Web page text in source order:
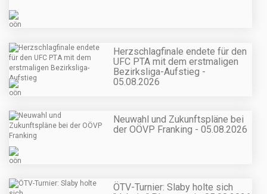
Herzschlagfinale endete für den
UFC PTA mit dem erstmaligen
Bezirksliga-Aufstieg -
05.08.2026
Neuwahl und Zukunftspläne bei
der OÖVP Franking - 05.08.2026
ÖTV-Turnier: Slaby holte sich